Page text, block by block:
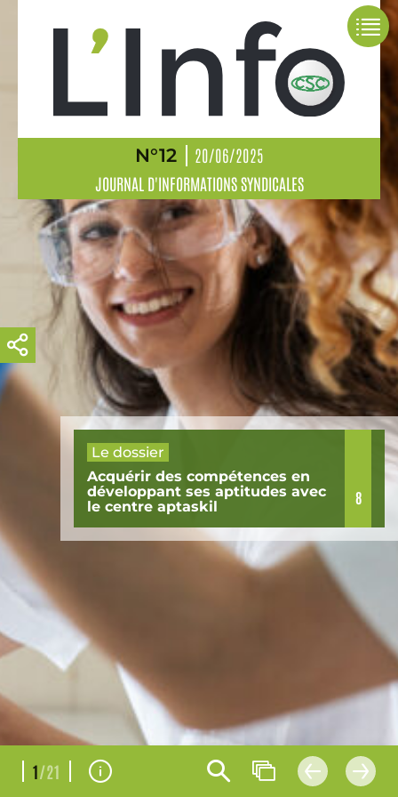
N°12
20/06/2025
JOURNAL D'INFORMATIONS SYNDICALES
Le dossier
Acquérir des compétences en
développant ses aptitudes avec
le centre aptaskil
8
1/21